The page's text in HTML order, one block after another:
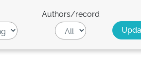
Authors/record